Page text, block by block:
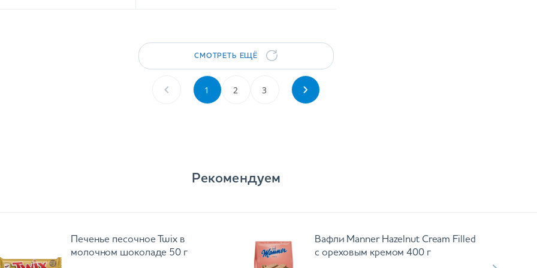
СМОТРЕТЬ ЕЩЁ
1 2 3
Рекомендуем
Печенье песочное Twix в
молочном шоколаде 50 г
Вафли Manner Hazelnut Cream Filled
с ореховым кремом 400 г